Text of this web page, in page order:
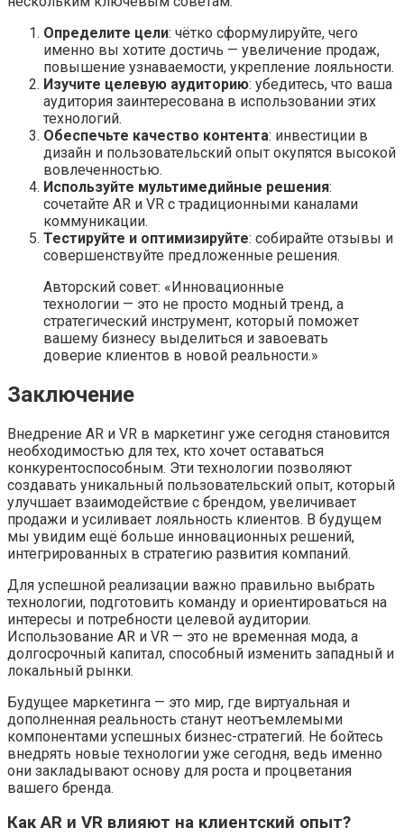
Определите цели: чётко сформулируйте, чего
именно вы хотите достичь — увеличение продаж,
повышение узнаваемости, укрепление лояльности.
Изучите целевую аудиторию: убедитесь, что ваша
аудитория заинтересована в использовании этих
технологий.
Обеспечьте качество контента: инвестиции в
дизайн и пользовательский опыт окупятся высокой
вовлеченностью.
Используйте мультимедийные решения:
сочетайте AR и VR с традиционными каналами
коммуникации.
Тестируйте и оптимизируйте: собирайте отзывы и
совершенствуйте предложенные решения.
Авторский совет: «Инновационные
технологии — это не просто модный тренд, а
стратегический инструмент, который поможет
вашему бизнесу выделиться и завоевать
доверие клиентов в новой реальности.»
Заключение
Внедрение AR и VR в маркетинг уже сегодня становится
необходимостью для тех, кто хочет оставаться
конкурентоспособным. Эти технологии позволяют
создавать уникальный пользовательский опыт, который
улучшает взаимодействие с брендом, увеличивает
продажи и усиливает лояльность клиентов. В будущем
мы увидим ещё больше инновационных решений,
интегрированных в стратегию развития компаний.
Для успешной реализации важно правильно выбрать
технологии, подготовить команду и ориентироваться на
интересы и потребности целевой аудитории.
Использование AR и VR — это не временная мода, а
долгосрочный капитал, способный изменить западный и
локальный рынки.
Будущее маркетинга — это мир, где виртуальная и
дополненная реальность станут неотъемлемыми
компонентами успешных бизнес-стратегий. Не бойтесь
внедрять новые технологии уже сегодня, ведь именно
они закладывают основу для роста и процветания
вашего бренда.
Как AR и VR влияют на клиентский опыт?